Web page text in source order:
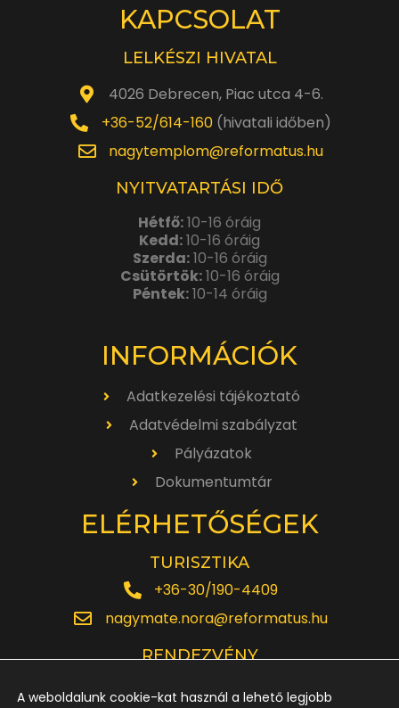
KAPCSOLAT
LELKÉSZI HIVATAL
4026 Debrecen, Piac utca 4-6.
+36-52/614-160(hivatali időben)
nagytemplom@reformatus.hu
NYITVATARTÁSI IDŐ
Hétfő:10-16 óráig
Kedd:10-16 óráig
Szerda:10-16 óráig
Csütörtök:10-16 óráig
Péntek:10-14 óráig
INFORMÁCIÓK
Adatkezelési tájékoztató
Adatvédelmi szabályzat
Pályázatok
Dokumentumtár
ELÉRHETŐSÉGEK
TURISZTIKA
+36-30/190-4409
nagymate.nora@reformatus.hu
RENDEZVÉNY
A weboldalunk cookie-kat használ a lehető legjobb